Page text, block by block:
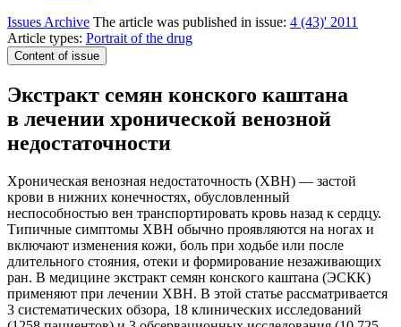
Issues Archive The article was published in issue: 4 (43)' 2011
Article types: Portrait of the drug
Content of issue
Экстракт семян конского каштана
в лечении хронической венозной
недостаточности
Хроническая венозная недостаточность (ХВН) — застой
крови в нижних конечностях, обусловленный
неспособностью вен транспортировать кровь назад к сердцу.
Типичные симптомы ХВН обычно проявляются на ногах и
включают изменения кожи, боль при ходьбе или после
длительного стояния, отеки и формирование незаживающих
ран. В медицине экстракт семян конского каштана (ЭСКК)
применяют при лечении ХВН. В этой статье рассматривается
3 систематических обзора, 18 клинических исследований